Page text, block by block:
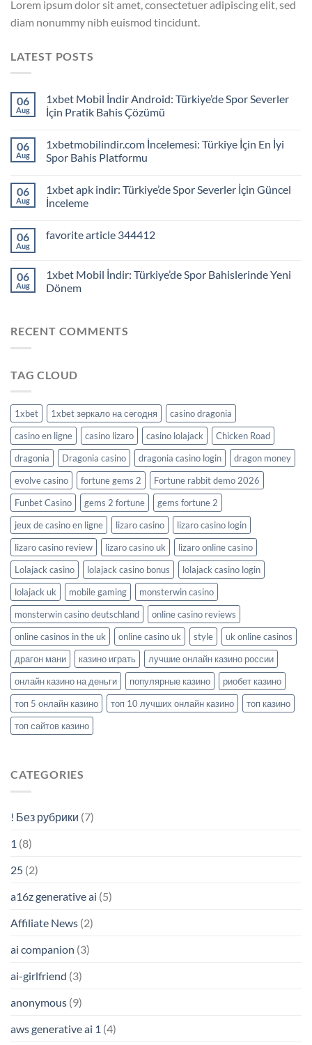
Lorem ipsum dolor sit amet, consectetuer adipiscing elit, sed
diam nonummy nibh euismod tincidunt.
LATEST POSTS
06
Aug
1xbet Mobil İndir Android: Türkiye’de Spor Severler
İçin Pratik Bahis Çözümü
06
Aug
1xbetmobilindir.com İncelemesi: Türkiye İçin En İyi
Spor Bahis Platformu
06
Aug
1xbet apk indir: Türkiye’de Spor Severler İçin Güncel
İnceleme
06
Aug
favorite article 344412
06
Aug
1xbet Mobil İndir: Türkiye’de Spor Bahislerinde Yeni
Dönem
RECENT COMMENTS
TAG CLOUD
1xbet 1xbet зеркало на сегодня
casino dragonia
casino en ligne
casino lizaro casino lolajack
Chicken Road
dragonia
Dragonia casino dragonia casino login
dragon money
evolve casino
fortune gems 2
Fortune rabbit demo 2026
Funbet Casino
gems 2 fortune
gems fortune 2
jeux de casino en ligne
lizaro casino
lizaro casino login
lizaro casino review
lizaro casino uk
lizaro online casino
Lolajack casino
lolajack casino bonus
lolajack casino login
lolajack uk
mobile gaming
monsterwin casino
monsterwin casino deutschland
online casino reviews
online casinos in the uk
online casino uk style
uk online casinos
драгон мани
казино играть
лучшие онлайн казино россии
онлайн казино на деньги
популярные казино
риобет казино
топ 5 онлайн казино
топ 10 лучших онлайн казино
топ казино
топ сайтов казино
CATEGORIES
! Без рубрики (7)
1 (8)
25 (2)
a16z generative ai (5)
Affiliate News (2)
ai companion (3)
ai-girlfriend (3)
anonymous (9)
aws generative ai 1 (4)